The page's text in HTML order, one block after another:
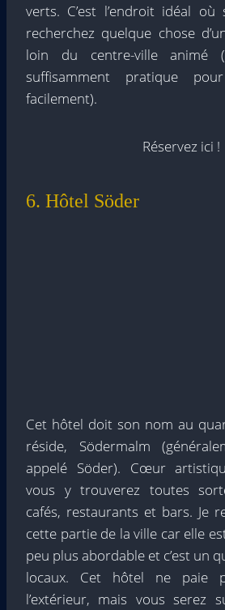
verts. C’est l’endroit idéal
recherchez quelque chose
loin du centre-ville animé
suffisamment pratique
facilement).
Réservez ici !
6. Hôtel Söder
Cet hôtel doit son nom au
réside, Södermalm
appelé Söder). Cœur
vous y trouverez toutes
cafés, restaurants et bars. Je
cette partie de la ville car elle
peu plus abordable et c’est un
locaux. Cet hôtel ne paie
l’extérieur, mais vous serez